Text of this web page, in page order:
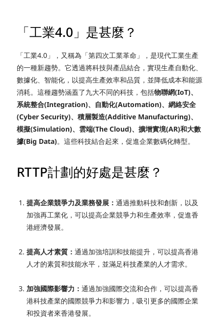
「工業4.0」是甚麼？
「工業4.0」，又稱為「第四次工業革命」，是現代工業生產
的一種新趨勢。它透過將科技與產品結合，實現生產自動化、
數據化、智能化，以提高生產效率和品質，並降低成本和能源
消耗。這種趨勢涵蓋了九大不同的科技，包括物聯網(IoT)、
系統整合(Integration)、自動化(Automation)、網絡安全
(Cyber Security)、積層製造(Additive Manufacturing)、
模擬(Simulation)、雲端(The Cloud)、擴增實境(AR)和大數
據(Big Data)。這些科技結合起來，促進企業數碼化轉型。
RTTP計劃的好處是甚麼？
提高企業競爭力及業務發展：通過推動科技和創新，以及
加強再工業化，可以提高企業競爭力和生產效率，促進香
港經濟發展。
提高人才素質：通過加強培訓和技能提升，可以提高香港
人才的素質和技能水平，並滿足科技產業的人才需求。
加強國際影響力：通過加強國際交流和合作，可以提高香
港科技產業的國際競爭力和影響力，吸引更多的國際企業
和投資者來香港發展。